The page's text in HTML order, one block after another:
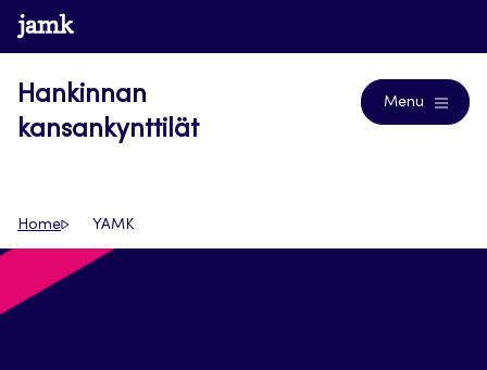
Siirry
suoraan
www.jamk.fi
Hankinnan
kansankynttilät
Menu
Home YAMK